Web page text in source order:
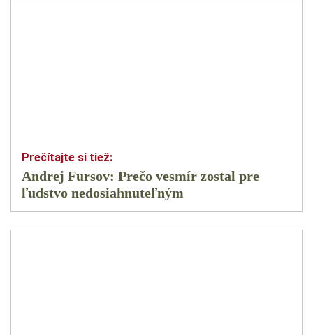
Andrej Fursov: Prečo vesmír zostal pre
ľudstvo nedosiahnuteľným